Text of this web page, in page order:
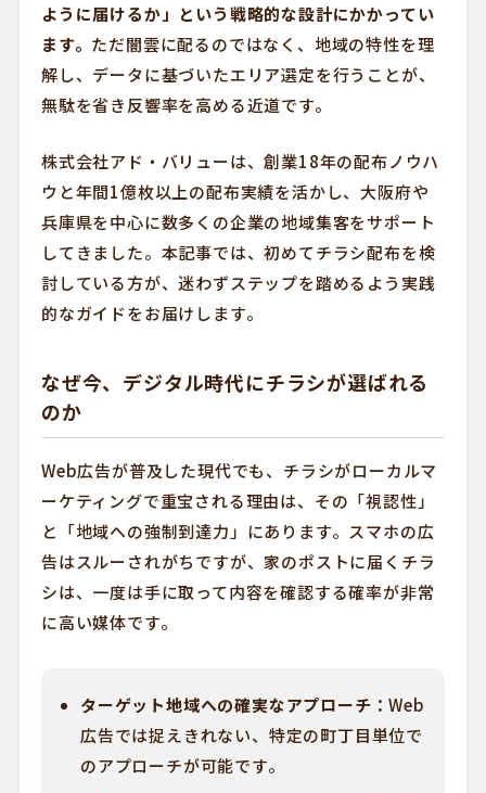
ように届けるか」という戦略的な設計にかかってい
ます。 ただ闇雲に配るのではなく、地域の特性を理
解し、データに基づいたエリア選定を行うことが、
無駄を省き反響率を高める近道です。
株式会社アド・バリューは、創業18年の配布ノウハ
ウと年間1億枚以上の配布実績を活かし、大阪府や
兵庫県を中心に数多くの企業の地域集客をサポート
してきました。本記事では、初めてチラシ配布を検
討している方が、迷わずステップを踏めるよう実践
的なガイドをお届けします。
なぜ今、デジタル時代にチラシが選ばれる
のか
Web広告が普及した現代でも、チラシがローカルマ
ーケティングで重宝される理由は、その「視認性」
と「地域への強制到達力」にあります。スマホの広
告はスルーされがちですが、家のポストに届くチラ
シは、一度は手に取って内容を確認する確率が非常
に高い媒体です。
ターゲット地域への確実なアプローチ：Web
広告では捉えきれない、特定の町丁目単位で
のアプローチが可能です。